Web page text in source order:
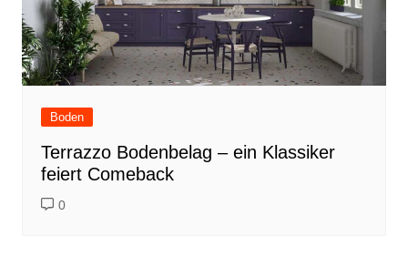
Boden
Terrazzo Bodenbelag – ein Klassiker
feiert Comeback
0